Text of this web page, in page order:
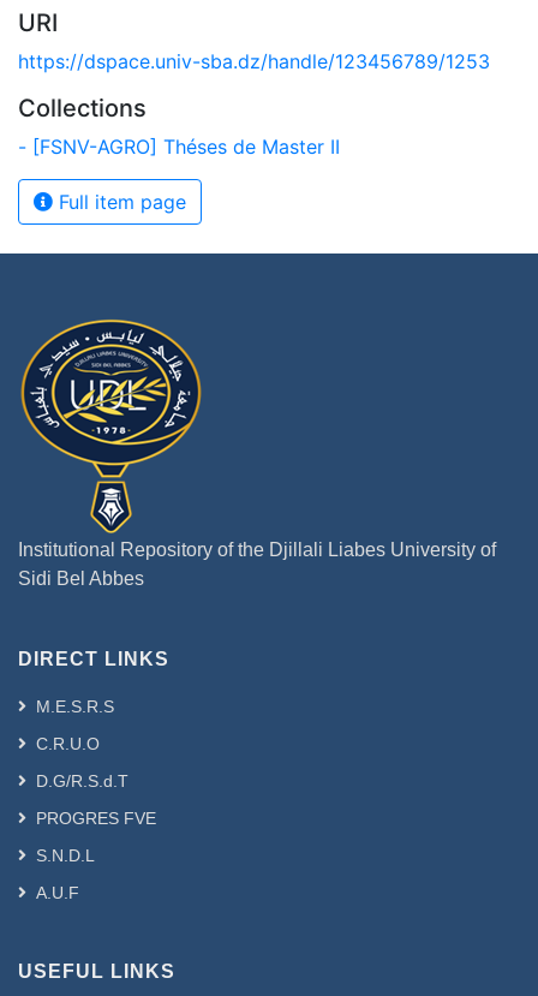
URI
https://dspace.univ-sba.dz/handle/123456789/1253
Collections
- [FSNV-AGRO] Théses de Master II
Full item page
Institutional Repository of the Djillali Liabes University of
Sidi Bel Abbes
DIRECT LINKS
M.E.S.R.S
C.R.U.O
D.G/R.S.d.T
PROGRES FVE
S.N.D.L
A.U.F
USEFUL LINKS